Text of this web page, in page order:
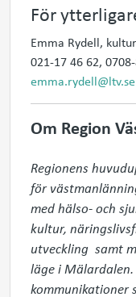
För
Emma Rydell,
021-17 46 62,
emma.rydell@ltv.se
Om Region
Regionens
för
med hälso- och
kultur,
utveckling  samt
läge i Mälardalen.
kommunikationer